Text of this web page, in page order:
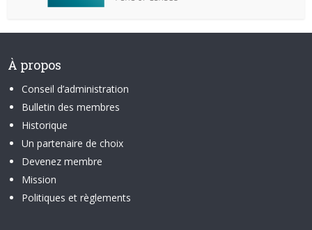
À propos
Conseil d’administration
Bulletin des membres
Historique
Un partenaire de choix
Devenez membre
Mission
Politiques et règlements